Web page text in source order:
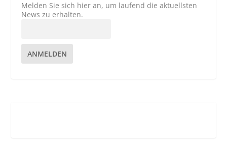
Melden Sie sich hier an, um laufend die aktuellsten
News zu erhalten.
ANMELDEN